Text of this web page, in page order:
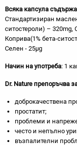
Всяка капсула
Стандартизиран
ситостероли) – 320mg,
Коприва(1% бета-
Селен - 25µg
Начин на употреба: 1
Dr. Nature препоръчва
доброкачествена
простатит;
проблеми и
често и непълно
възпалителни